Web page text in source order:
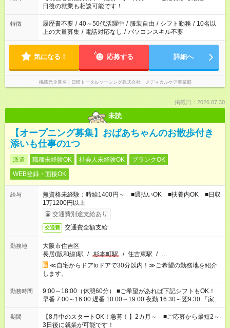
の方へ 今ご覧のお仕事で希望する勤務時間と、もう1つのお仕事
の勤務時間。 合計で週40時間を超える場合は応募できません。
日後の就業も相談可能です！
特徴 履歴書不要 / 40～50代活躍中 / 服装自由 / シフト勤務 / 10名以
上の大量募集 / 電話対応なし / パソコンスキル不要
気になる！ 応募する 詳細へ
掲載元企業名 日研トータルソーシング株式会社 メディカルケア事業部
掲載日：2026.07.30
未読
【オープニング募集】おばあちゃんのお散歩付き
添いも仕事の1つ
派遣 職種未経験OK 社会人未経験OK
ブランクOK
WEB登録・面接OK
給与
無資格未経験：時給1400円～ ■週払いOK ■扶養内OK ■日収
1万1200円以上
交通費別途支給あり
交通費 交通費全額支給
勤務地
大阪市住吉区
長居(阪和線)駅 / 杉本町駅 / 住吉東駅 / …
≪自宅からドアtoドアで30分以内！≫ご希望の勤務地を紹介
します。
勤務時間
9:00～18:00（休憩60分） ■ご希望があれば下記シフトもOK！
早番 7:00～16:00 遅番 10:00～19:00 夜勤 16:30～翌9:30 「家族
と休みを合わせたい」 「余裕を持って夕飯の準備がしたい」
「できれば残業はしたくない」 など、ご希望を教えてください
ね。 ※Wワーク希望の方へ 今ご覧のお仕事で希望する勤務時間
期間
【8月中のスタートOK！急募！】2カ月～ ■ご応募から最短2～
3日後に就業が可能です！